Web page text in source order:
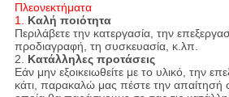
Πλεονεκτήματα
1. Καλή ποιότητα
Περιλάβετε την κατεργασία, την
προδιαγραφή, τη συσκευασία, κ.λπ.
2. Κατάλληλες προτάσεις
Εάν μην εξοικειωθείτε με το υλικό, την
κάτι, παρακαλώ μας πέστε την